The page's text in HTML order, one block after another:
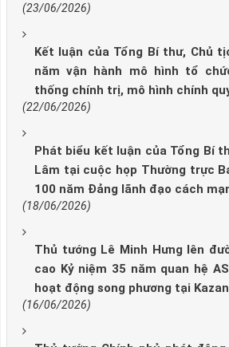
(23/06/2026)
Kết luận của Tổng Bí thư, Chủ
năm vận hành mô hình tổ
thống chính trị, mô hình chính
(22/06/2026)
Phát biểu kết luận của Tổng Bí
Lâm tại cuộc họp Thường trực
100 năm Đảng lãnh đạo cách
(18/06/2026)
Thủ tướng Lê Minh Hưng lên
cao Kỷ niệm 35 năm quan hệ
hoạt động song phương tại
(16/06/2026)